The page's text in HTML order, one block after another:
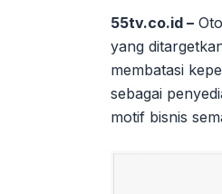
55tv.co.id –
yang
membatasi
sebagai
motif bisnis